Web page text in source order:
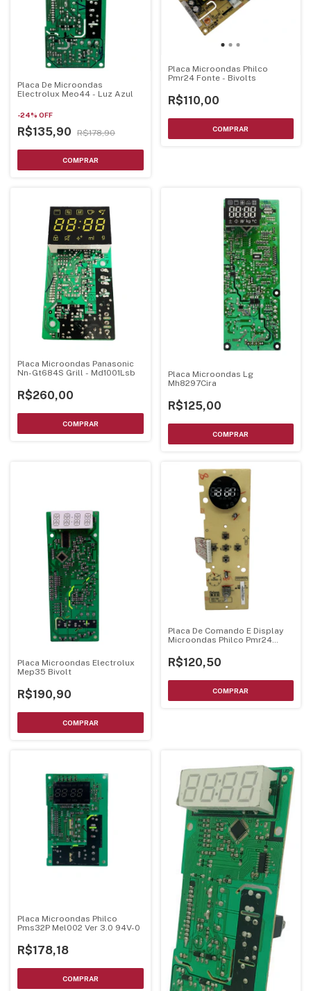
Placa De Microondas
Electrolux Meo44 - Luz Azul
-24% OFF
R$135,90 R$178,90
Placa Microondas Philco
Pmr24 Fonte - Bivolts
R$110,00
Placa Microondas Panasonic
Nn-Gt684S Grill - Md1001Lsb
R$260,00
Placa Microondas Lg
Mh8297Cira
R$125,00
Placa Microondas Electrolux
Mep35 Bivolt
R$190,90
Placa De Comando E Display
Microondas Philco Pmr24
R$120,50
Placa Microondas Philco
Pms32P Mel002 Ver 3.0 94V-0
R$178,18